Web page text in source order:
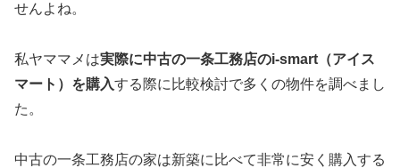
せんよね。
私ヤママメは実際に中古の一条工務店のi-smart（アイス
マート）を購入する際に比較検討で多くの物件を調べまし
た。
中古の一条工務店の家は新築に比べて非常に安く購入する